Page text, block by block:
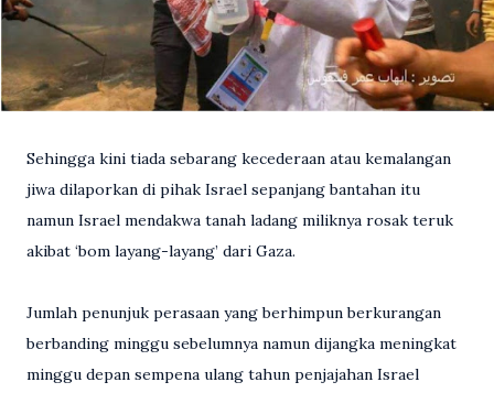
Sehingga kini tiada sebarang kecederaan atau kemalangan
jiwa dilaporkan di pihak Israel sepanjang bantahan itu
namun Israel mendakwa tanah ladang miliknya rosak teruk
akibat ‘bom layang-layang’ dari Gaza.
Jumlah penunjuk perasaan yang berhimpun berkurangan
berbanding minggu sebelum­nya namun dijangka meningkat
minggu depan sempena ulang tahun penjajahan Israel